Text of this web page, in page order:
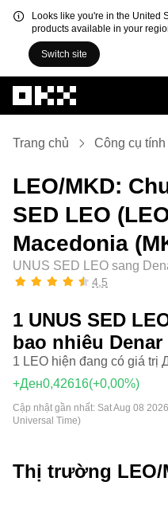
Looks like you're in the United
products available in your
Switch site
Trang chủ Công cụ tính
LEO/MKD:
SED LEO
Macedonia
UNUS SED LEO sang
4,5
1 UNUS SED
bao nhiêu
1 LEO hiện đang có giá trị
+Ден0,42616(+0,00%)
Cập nhật gần nhất: Sat Aug 08
Universal Time)
Thị trường LEO/